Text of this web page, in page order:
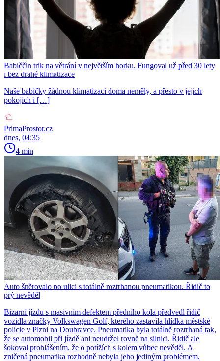
Babiččin trik na větrání v největším horku. Fungoval už před 30 lety
i bez drahé klimatizace
Naše babičky žádnou klimatizaci doma neměly, a přesto v jejich
pokojích i […]
PrimaProstor.cz
dnes, 04:35
4 min
Auto šněrovalo po ulici s totálně roztrhanou pneumatikou. Řidič to
prý nevěděl
Bizarní jízdu s masivním defektem předního kola předvedl řidič
vozidla značky Volkswagen Golf, kterého zastavila hlídka městské
policie v Plzni na Doubravce. Pneumatika byla totálně roztrhaná tak,
že se automobil při jízdě ani neudržel rovně na silnici. Řidič ale
šokoval prohlášením, že o potížích s kolem vůbec nevěděl. A
zničená pneumatika rozhodně nebyla jeho jediným problémem.